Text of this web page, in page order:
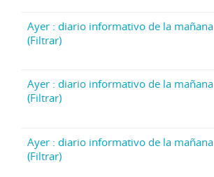
Ayer : diario informativo de la mañana
(Filtrar)
Ayer : diario informativo de la mañana
(Filtrar)
Ayer : diario informativo de la mañana
(Filtrar)